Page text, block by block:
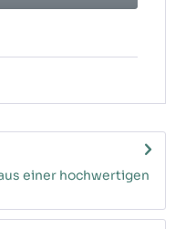
einer hochwertigen